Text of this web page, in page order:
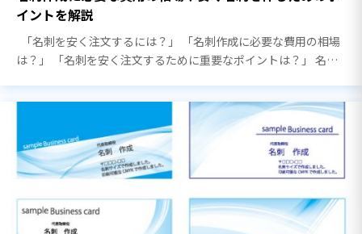
イントを解説
「名刺を安く注文するには？」 「名刺作成に必要な費用の相場
は？」 「名刺を安く注文するために重要なポイントは？」 名刺